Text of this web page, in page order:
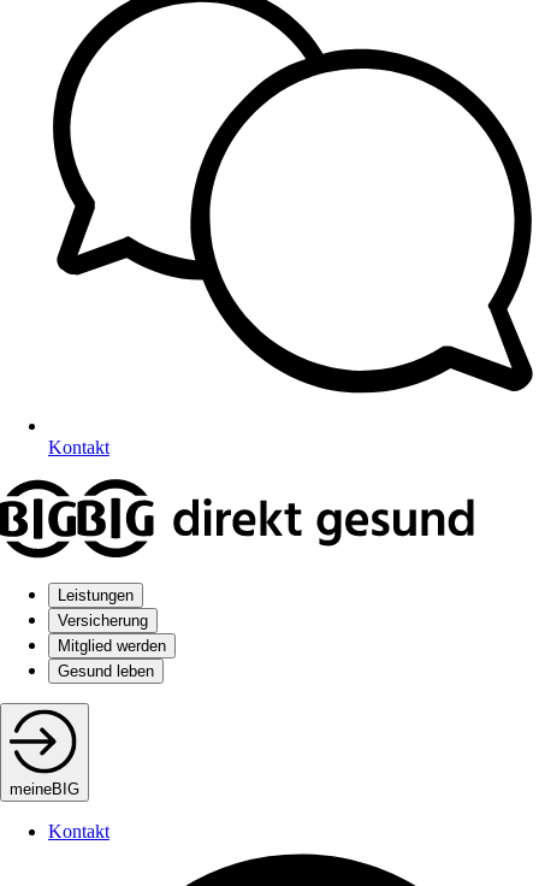
Kontakt
Leistungen
Versicherung
Mitglied werden
Gesund leben
meineBIG
Kontakt